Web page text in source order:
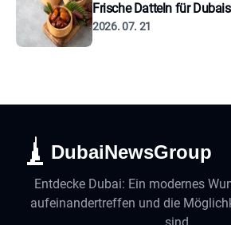
Frische Datteln für
2026. 07. 21
DubaiNewsGroup
Entdecke Dubai: Ein modernes
aufeinandertreffen und die